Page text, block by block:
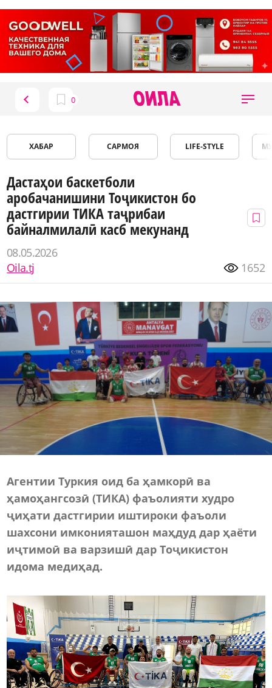
ХАБАР САРМОЯ LIFE-STYLE
Дастаҳои баскетболи
аробачанишини Тоҷикистон бо
дастгирии ТИКА таҷрибаи
байналмилалӣ касб мекунанд
08.05.2026
Oila.tj
1652
Агентии Туркия оид ба ҳамкорӣ ва
ҳамоҳангсозӣ (ТИКА) фаъолияти худро
ҷиҳати дастгирии иштироки фаъоли
шахсони имконияташон маҳдуд дар ҳаёти
иҷтимоӣ ва варзишӣ дар Тоҷикистон
идома медиҳад.